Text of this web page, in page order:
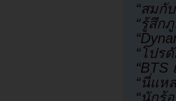
“สมกั
“รู้สึก
“โปร
“BTS
“นี่แห
“นัก